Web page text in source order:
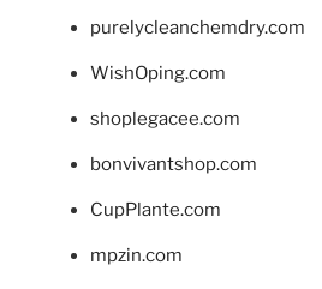
purelycleanchemdry.com
WishOping.com
shoplegacee.com
bonvivantshop.com
CupPlante.com
mpzin.com